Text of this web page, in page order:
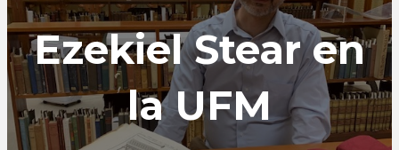
Ezekiel Stear en
la UFM